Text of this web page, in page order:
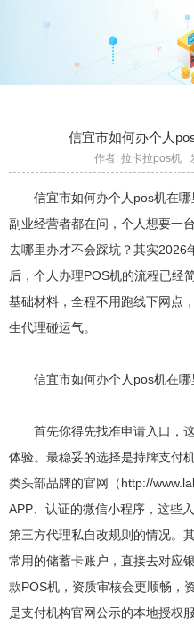
信宜市如何办个人
作者: 拉卡拉pos机
信宜市如何办个人pos机在哪
副业经营者都在问，个人想要一
去哪里办才不会踩坑？其实2026
后，个人办理POS机的流程已经
基础材料，全程不用跑线下网点
生代理碰运气。
信宜市如何办个人pos机在哪
首先你得先找准申请入口，这
体验。最稳妥的选择是持牌支付
类头部品牌的官网（http://
APP、认证的微信小程序，这些
第三方代理私自改规则的情况。
常用的储蓄卡账户，直接去对应
款POS机，资质审核会更顺畅，
是支付机构官网公示的本地授权